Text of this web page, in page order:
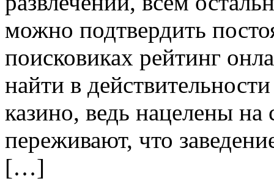
можно подтвердить
поисковиках рейтинг
найти в
казино, ведь нацелены
переживают, что
[…]